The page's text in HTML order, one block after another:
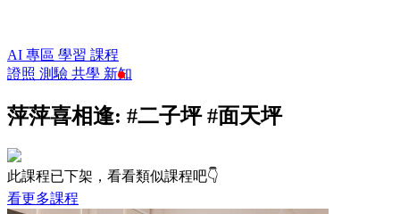
AI 專區 學習 課程
證照 測驗 共學 新知
萍萍喜相逢: #二子坪 #面天坪
此課程已下架，看看類似課程吧👇
看更多課程